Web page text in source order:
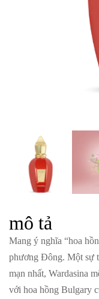
mô tả
Mang ý nghĩa “hoa
phương Đông. Một sự
mạn nhất, Wardasina
với hoa hồng Bulgary